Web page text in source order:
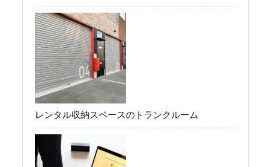
レンタル収納スペースのトランクルーム